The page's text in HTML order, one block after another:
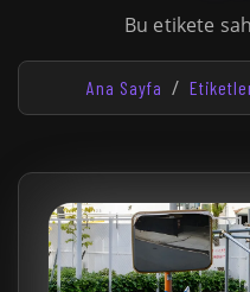
Bu etikete
Ana Sayfa